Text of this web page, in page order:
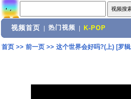
视频首页 热门视频 K-POP
首页>> 前一页>> 这个世界会好吗?(上) [罗